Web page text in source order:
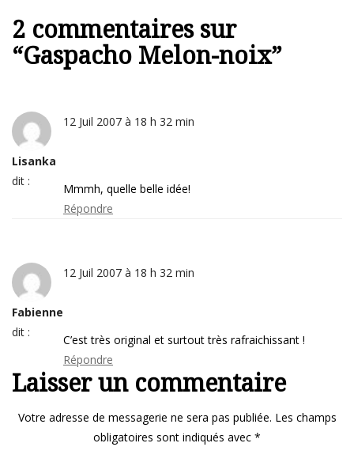
2 commentaires sur
“Gaspacho Melon-noix”
Lisanka
dit :
12 Juil 2007 à 18 h 32 min
Mmmh, quelle belle idée!
Répondre
Fabienne
dit :
12 Juil 2007 à 18 h 32 min
C’est très original et surtout très rafraichissant !
Répondre
Laisser un commentaire
Votre adresse de messagerie ne sera pas publiée. Les champs
obligatoires sont indiqués avec *